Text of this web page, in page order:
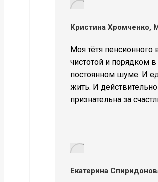
Кристина Хромченко,
Моя тётя пенсионного
чистотой и порядком
постоянном шуме. И
жить. И
признательна за
Екатерина